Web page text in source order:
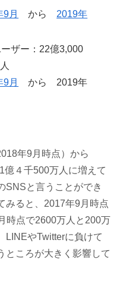
9月 から 2019年
ザー：22億3,000
9月
から 2019年
年9月時点）から
億４千500万人に増えて
SNSと言うことができ
みると、2017年9月時点
時点で2600万人と200万
LINEやTwitterに負けて
ところが大きく影響して